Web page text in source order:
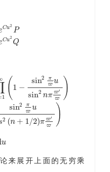
Cu2
P
Cu2
Q
P N
1 ( 1 −
sin2
π
ϖ u
sin2 nπ ϖ′
ϖ )
sin2
π
ϖ u
2 (n + 1/2)π ϖ′
ϖ )
sin 2π ϖ πϖ
u
来展开上面的无穷乘